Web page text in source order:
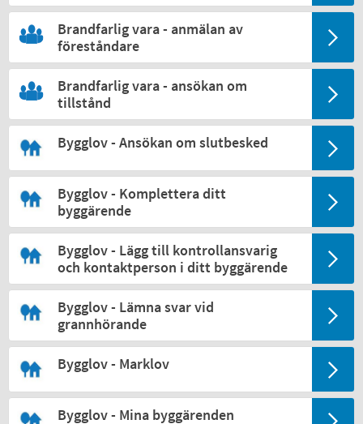
Brandfarlig vara - anmälan av
föreståndare
Brandfarlig vara - ansökan om
tillstånd
Bygglov - Ansökan om slutbesked
Bygglov - Komplettera ditt
byggärende
Bygglov - Lägg till kontrollansvarig
och kontaktperson i ditt byggärende
Bygglov - Lämna svar vid
grannhörande
Bygglov - Marklov
Bygglov - Mina byggärenden